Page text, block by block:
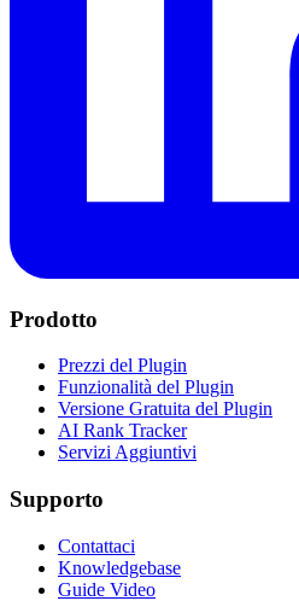
Prodotto
Prezzi del Plugin
Funzionalità del Plugin
Versione Gratuita del Plugin
AI Rank Tracker
Servizi Aggiuntivi
Supporto
Contattaci
Knowledgebase
Guide Video